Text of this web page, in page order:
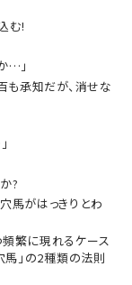
む!
…」
も承知だが、消せな
?
馬がはっきりとわ
繁に現れるケース
馬」の2種類の法則